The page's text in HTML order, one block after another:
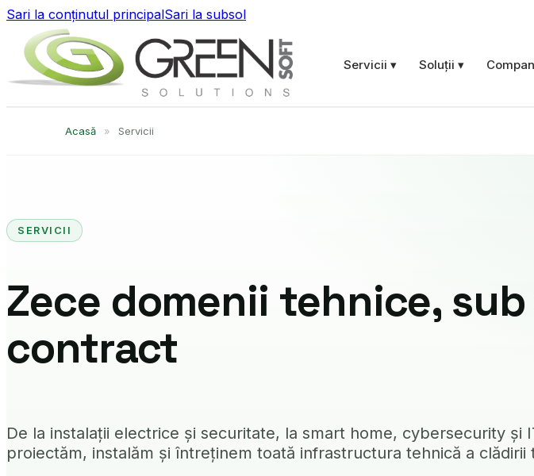
Sari la conținutul principalSari la subsol
Servicii ▾ Soluții ▾
Acasă » Servicii
SERVICII
Zece domenii tehnice,
contract
De la instalații electrice și securitate, la smart home, cybersecurity și
proiectăm, instalăm și întreținem toată infrastructura tehnică a clădirii